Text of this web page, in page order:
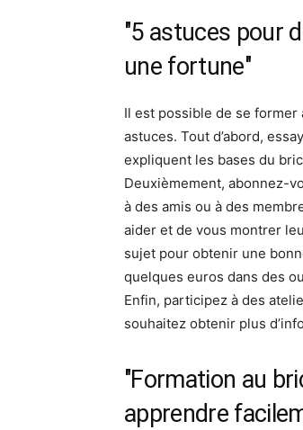
"5 astuces pour
une fortune"
Il est possible de se
astuces. Tout d’abord,
expliquent les bases du
Deuxièmement, abonnez-
à des amis ou à des
aider et de vous montrer
sujet pour obtenir une
quelques euros dans des
Enfin, participez à des
souhaitez obtenir plus
"Formation au
apprendre